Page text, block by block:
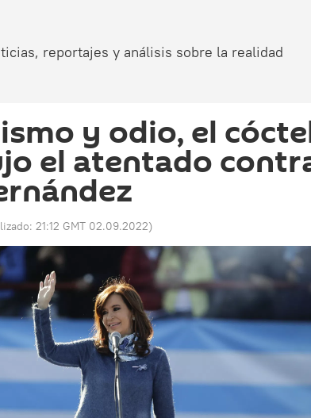
reportajes y análisis sobre la realidad
y odio, el
el atentado
21:12 GMT 02.09.2022)